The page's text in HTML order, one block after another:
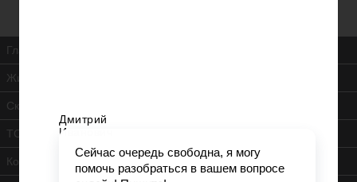
Главная
Жилищная инспекция
Скачать ЖК РФ
ТСЖ
Контакты